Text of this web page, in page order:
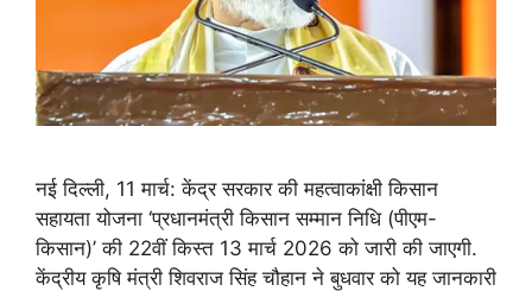
नई दिल्ली, 11 मार्च: केंद्र सरकार की महत्वाकांक्षी किसान
सहायता योजना ‘प्रधानमंत्री किसान सम्मान निधि (पीएम-
किसान)’ की 22वीं किस्त 13 मार्च 2026 को जारी की जाएगी.
केंद्रीय कृषि मंत्री शिवराज सिंह चौहान ने बुधवार को यह जानकारी